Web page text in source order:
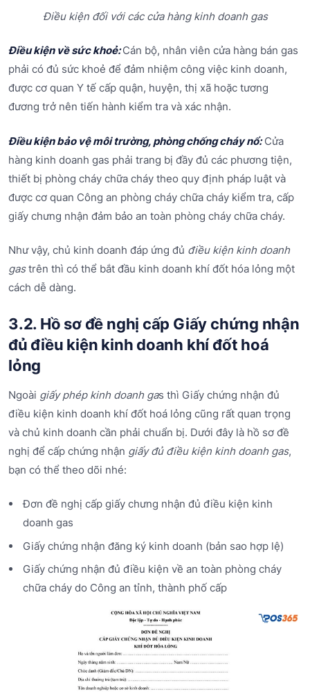
Điều kiện đối với các cửa hàng kinh doanh gas
Điều kiện về sức khoẻ:Cán bộ, nhân viên cửa hàng bán gas
phải có đủ sức khoẻ để đảm nhiệm công việc kinh doanh,
được cơ quan Y tế cấp quận, huyện, thị xã hoặc tương
đương trở nên tiến hành kiểm tra và xác nhận.
Điều kiện bảo vệ môi trường, phòng chống cháy nổ:Cửa
hàng kinh doanh gas phải trang bị đầy đủ các phương tiện,
thiết bị phòng cháy chữa cháy theo quy định pháp luật và
được cơ quan Công an phòng cháy chữa cháy kiểm tra, cấp
giấy chưng nhận đảm bảo an toàn phòng cháy chữa cháy.
Như vậy, chủ kinh doanh đáp ứng đủ điều kiện kinh doanh
gastrên thì có thể bắt đầu kinh doanh khí đốt hóa lỏng một
cách dễ dàng.
3.2. Hồ sơ đề nghị cấp Giấy chứng nhận
đủ điều kiện kinh doanh khí đốt hoá
lỏng
Ngoài giấy phép kinh doanh gas thì Giấy chứng nhận đủ
điều kiện kinh doanh khí đốt hoá lỏng cũng rất quan trọng
và chủ kinh doanh cần phải chuẩn bị. Dưới đây là hồ sơ đề
nghị để cấp chứng nhận giấy đủ điều kiện kinh doanh gas,
bạn có thể theo dõi nhé:
Đơn đề nghị cấp giấy chưng nhận đủ điều kiện kinh
doanh gas
Giấy chứng nhận đăng ký kinh doanh (bản sao hợp lệ)
Giấy chứng nhận đủ điều kiện về an toàn phòng cháy
chữa cháy do Công an tỉnh, thành phố cấp